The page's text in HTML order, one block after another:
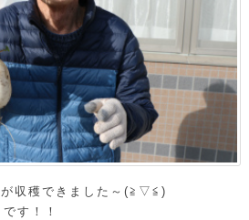
収穫できました～(≧▽≦)
す！！